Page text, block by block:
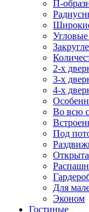
П-
2-х
3-х
4-х
Во всю
Под
Для
Эконом
Гостиные